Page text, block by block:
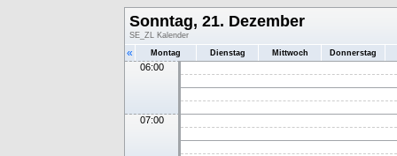
Sonntag, 21. Dezember
SE_ZL Kalender
« Montag Dienstag Mittwoch Donnerstag
06:00
07:00